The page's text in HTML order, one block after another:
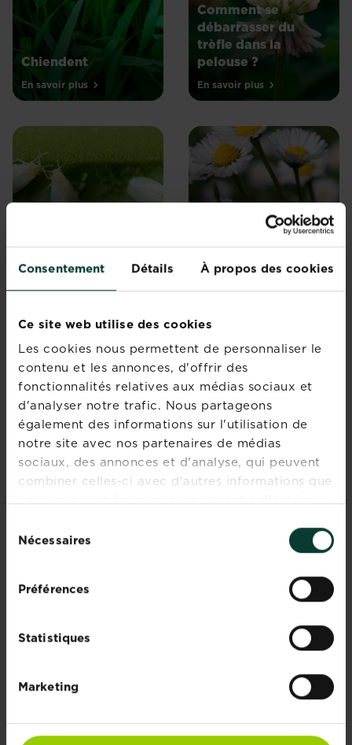
Consentement Détails À propos des cookies
Ce site web utilise des cookies
Les cookies nous permettent de personnaliser le
contenu et les annonces, d'offrir des
fonctionnalités relatives aux médias sociaux et
d'analyser notre trafic. Nous partageons
également des informations sur l'utilisation de
notre site avec nos partenaires de médias
sociaux, des annonces et d'analyse, qui peuvent
combiner celles-ci avec d'autres informations que
vous leur avez fournies ou qu'ils ont collectées
duNécessaires
Préférences
Statistiques
Marketing
Chiendent
En savoir plus
Comment se
débarrasser du
trèfle dans la
pelouse ?
En savoir plus
En savoir plus En savoir plus
Comment se
débarrasser des
chardons ?
En savoir plus
Cochenilles
farineuses
En savoir plus
Mildiou
PAGINATION